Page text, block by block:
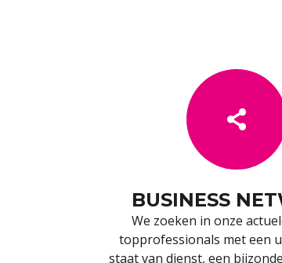
BUSINESS
We zoeken in onze
topprofessionals met een
staat van dienst, een